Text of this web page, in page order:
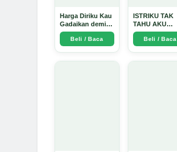
Harga Diriku Kau
Gadaikan demi
Perempuan Itu -
Arda Dinata
Beli / Baca
ISTRIKU TAK
TAHU AKU
PENGUSAHA
EMAS - Arda
Beli / Baca